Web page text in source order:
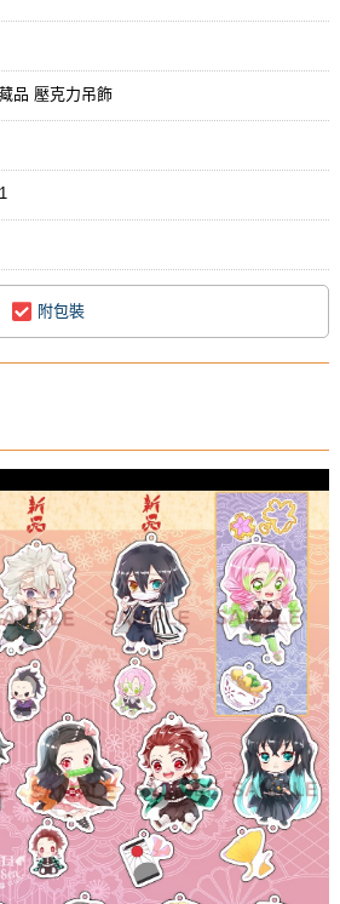
品 壓克力吊飾
附包裝